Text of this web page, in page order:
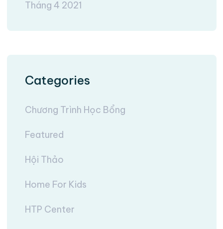
Tháng 4 2021
Categories
Chương Trình Học Bổng
Featured
Hội Thảo
Home For Kids
HTP Center